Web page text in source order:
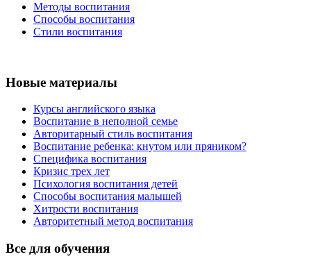
Методы воспитания
Способы воспитания
Стили воспитания
Новые материалы
Курсы английского языка
Воспитание в неполной семье
Авторитарный стиль воспитания
Воспитание ребенка: кнутом или пряником?
Специфика воспитания
Кризис трех лет
Психология воспитания детей
Способы воспитания малышей
Хитрости воспитания
Авторитетный метод воспитания
Все для обучения